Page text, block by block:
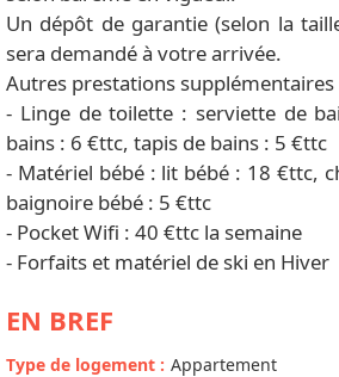
Un dépôt de garantie (selon la
sera demandé à votre arrivée.
Autres prestations
- Linge de toilette : serviette de
bains : 6 €ttc, tapis de bains : 5 €ttc
- Matériel bébé : lit bébé : 18 €ttc,
baignoire bébé : 5 €ttc
- Pocket Wifi : 40 €ttc la semaine
- Forfaits et matériel de ski en Hiver
EN BREF
Type de logement : Appartement